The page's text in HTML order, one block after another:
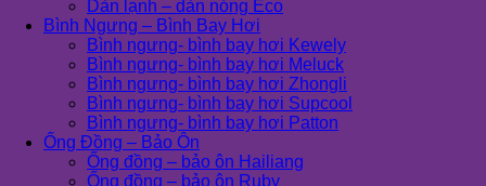
Dàn lạnh – dàn nóng Eco
Bình Ngưng – Bình Bay Hơi
Bình ngưng- bình bay hơi Kewely
Bình ngưng- bình bay hơi Meluck
Bình ngưng- bình bay hơi Zhongli
Bình ngưng- bình bay hơi Supcool
Bình ngưng- bình bay hơi Patton
Ống Đồng – Bảo Ôn
Ống đồng – bảo ôn Hailiang
Ống đồng – bảo ôn Ruby